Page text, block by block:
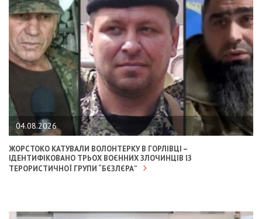
04.08.2026
ЖОРСТОКО КАТУВАЛИ ВОЛОНТЕРКУ В ГОРЛІВЦІ –
ІДЕНТИФІКОВАНО ТРЬОХ ВОЄННИХ ЗЛОЧИНЦІВ ІЗ
ТЕРОРИСТИЧНОЇ ГРУПИ “БЄЗЛЄРА”